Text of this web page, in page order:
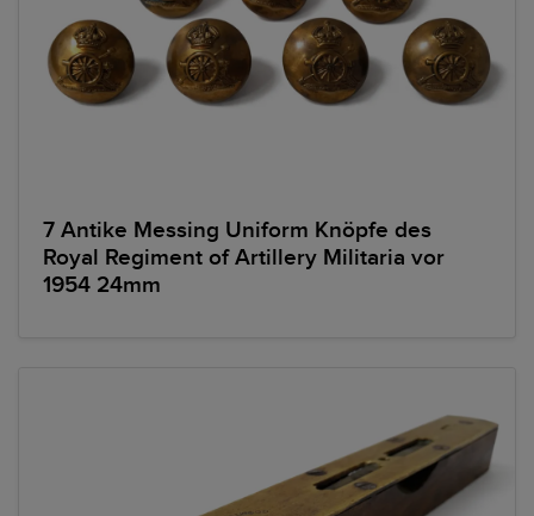
7 Antike Messing Uniform Knöpfe des
Royal Regiment of Artillery Militaria vor
1954 24mm